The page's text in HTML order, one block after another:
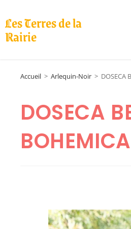
Les Terres de la
Rairie
Accueil > Arlequin-Noir > DOSECA
DOSECA
BOHEMICA